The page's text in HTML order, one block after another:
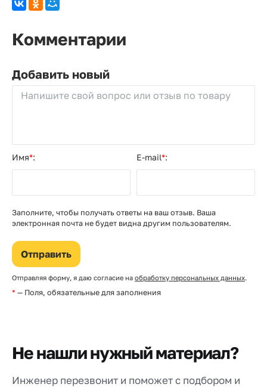
Комментарии
Не заполнять
Добавить новый
Имя*: E-mail*:
Заполните, чтобы получать ответы на ваш отзыв. Ваша
электронная почта не будет видна другим пользователям.
Отправляя форму, я даю согласие на обработку персональных данных.
* — Поля, обязательные для заполнения
Не нашли нужный материал?
Инженер перезвонит и поможет с подбором и